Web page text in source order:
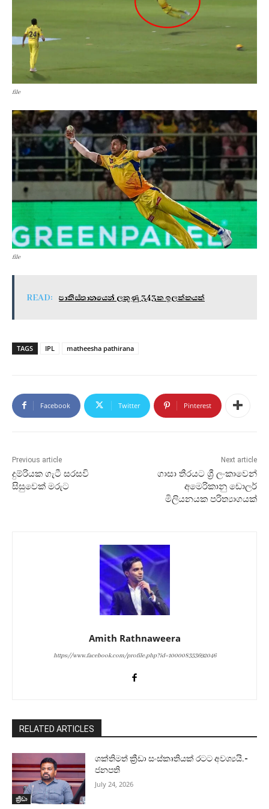
file
file
READ: පාකිස්තානයෙන් ලකුණු 343ක ඉලක්කයක්
TAGS IPL matheesha pathirana
Facebook Twitter Pinterest
Previous article
දුම්රියක ගැටී සරසවි
සිසුවෙක් මරුට
Next article
ගාසා තීරයට ශ්‍රී ලංකාවෙන්
අමෙරිකානු ඩොලර්
මිලියනයක පරිත්‍යාගයක්
Amith Rathnaweera
https://www.facebook.com/profile.php?id=100008353692046
RELATED ARTICLES
ක්‍රීඩා
ශක්තිමත් ක්‍රීඩා සංස්කෘතියක් රටට අවශ්‍යයි.-
ජනපති
July 24, 2026